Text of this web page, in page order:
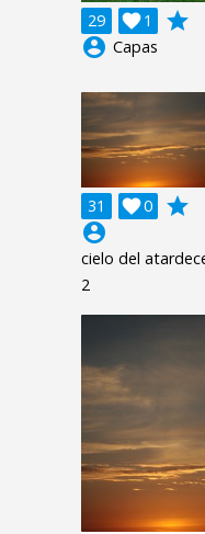
29 1

grade
account_circle Capas
31 0

grade
account_circle
cielo del
2